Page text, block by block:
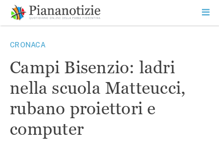
contenuto
SEARCH
CRONACA
Campi Bisenzio: ladri
nella scuola Matteucci,
rubano proiettori e
computer